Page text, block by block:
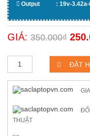
Output : 19v-3.42a-
GIÁ: 350.000₫ GIÁ
LÀ:
Sạc
laptop
Toshiba
Satellite
C655
C655D
lượng
ĐẶT
THUẬT